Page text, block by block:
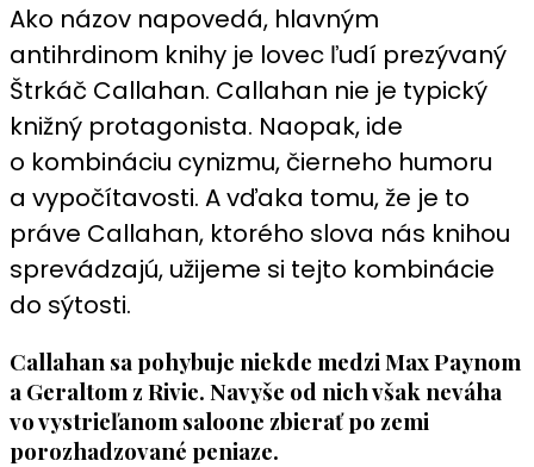
Ako názov napovedá, hlavným
antihrdinom knihy je lovec ľudí prezývaný
Štrkáč Callahan. Callahan nie je typický
knižný protagonista. Naopak, ide
o kombináciu cynizmu, čierneho humoru
a vypočítavosti. A vďaka tomu, že je to
práve Callahan, ktorého slova nás knihou
sprevádzajú, užijeme si tejto kombinácie
do sýtosti.
Callahan sa pohybuje niekde medzi Max Paynom
a Geraltom z Rivie. Navyše od nich však neváha
vo vystrieľanom saloone zbierať po zemi
porozhadzované peniaze.